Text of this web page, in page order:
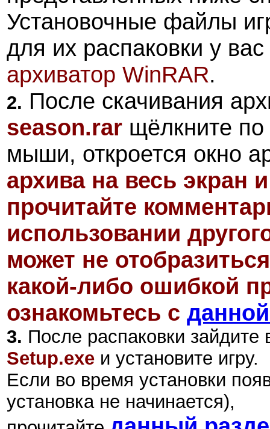
Установочные файлы
для их распаковки у
архиватор WinRAR.
2. После скачивания
season.rar щёлкните
мыши, откроется окно
архива на весь экран
прочитайте
использовании
может не
какой-либо ошибкой
ознакомьтесь с
3. После распаковки зайдите
Setup.exe и установите игру.
Если во время установки
установка не начинается),